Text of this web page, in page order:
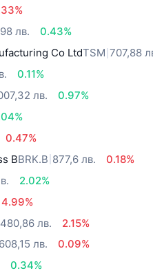
лв.
0.43%
Co LtdTSM 707,88
0.11%
лв.
0.97%
0.47%
BBRK.B 877,6 лв.
0.18%
2.02%
4.99%
лв.
2.15%
608,15 лв.
0.09%
0.34%